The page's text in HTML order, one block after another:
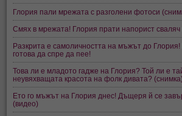
Глория пали мрежата с разголени фотоси
Смях в мрежата! Глория прати напорист
Разкрита е самоличността на мъжът до Глория!
готова да спре да пее!
Това ли е младото гадже на Глория? Той ли е
неувяхващата красота на фолк дивата? (снимка)
Ето го мъжът на Глория днес! Дъщеря й се
(видео)